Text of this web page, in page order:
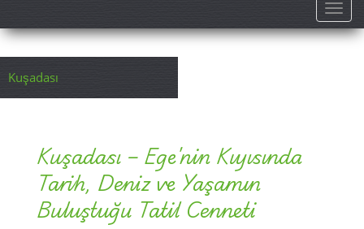
Kuşadası
Kuşadası – Ege'nin Kıyısında
Tarih, Deniz ve Yaşamın
Buluştuğu Tatil Cenneti